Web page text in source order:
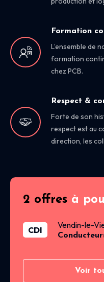
Formation
L’ensemble de
formation
chez PCB.
Respect &
Forte de son
respect est au
direction, les
2 offres à
CDI Vendin-le-
Voir